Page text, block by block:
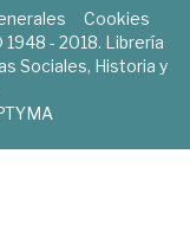
Cookies
- 2018. Librería
Sociales, Historia y